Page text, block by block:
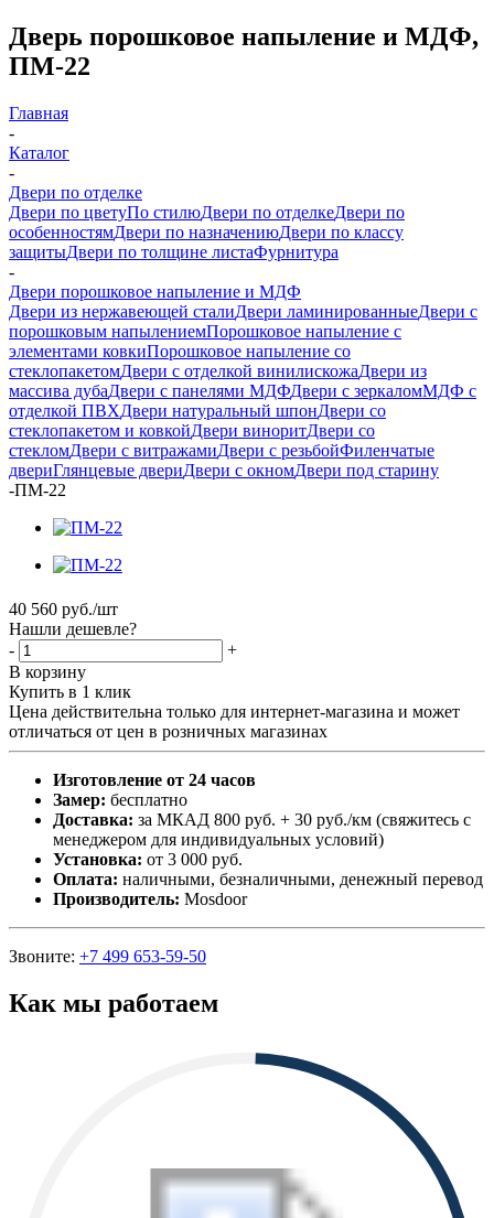
Дверь порошковое напыление и МДФ,
ПМ-22
Главная
-
Каталог
-
Двери по отделке
Двери по цветуПо стилюДвери по отделкеДвери по
особенностямДвери по назначениюДвери по классу
защитыДвери по толщине листаФурнитура
-
Двери порошковое напыление и МДФ
Двери из нержавеющей сталиДвери ламинированныеДвери с
порошковым напылениемПорошковое напыление с
элементами ковкиПорошковое напыление со
стеклопакетомДвери с отделкой винилискожаДвери из
массива дубаДвери с панелями МДФДвери с зеркаломМДФ с
отделкой ПВХДвери натуральный шпонДвери со
стеклопакетом и ковкойДвери виноритДвери со
стекломДвери с витражамиДвери с резьбойФиленчатые
двериГлянцевые двериДвери с окномДвери под старину
-ПМ-22
40 560 руб./шт
Нашли дешевле?
-
+
В корзину
Купить в 1 клик
Цена действительна только для интернет-магазина и может
отличаться от цен в розничных магазинах
Изготовление от 24 часов
Замер: бесплатно
Доставка: за МКАД 800 руб. + 30 руб./км (свяжитесь с
менеджером для индивидуальных условий)
Установка: от 3 000 руб.
Оплата: наличными, безналичными, денежный перевод
Производитель: Mosdoor
Звоните: +7 499 653-59-50
Как мы работаем